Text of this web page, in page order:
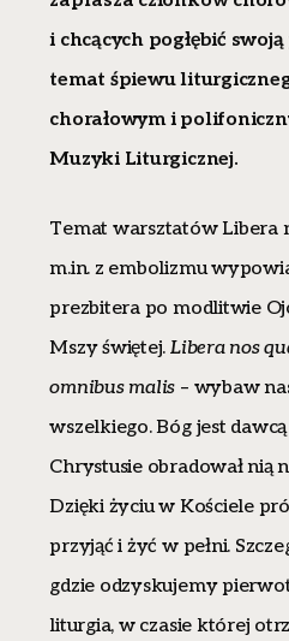
i chcących pogłębić
temat śpiewu
chorałowym i
Muzyki Liturgicznej.
Temat warsztatów Libera
m.in. z embolizmu
prezbitera po modlitwie
Mszy świętej. Libera nos
omnibus malis – wybaw
wszelkiego. Bóg jest
Chrystusie obradował nią
Dzięki życiu w Kościele
przyjąć i żyć w pełni.
gdzie odzyskujemy
liturgia, w czasie której